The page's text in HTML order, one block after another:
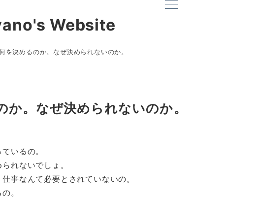
Website
を決めるのか。なぜ決められないのか。
か。なぜ決められないのか。
いるの。
れないでしょ。
事なんて必要とされていないの。
。